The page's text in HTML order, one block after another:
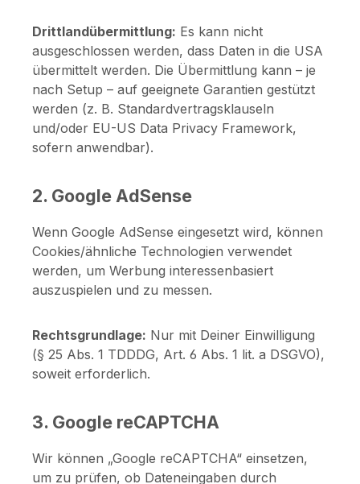
Drittlandübermittlung: Es kann nicht
ausgeschlossen werden, dass Daten in die USA
übermittelt werden. Die Übermittlung kann – je
nach Setup – auf geeignete Garantien gestützt
werden (z. B. Standardvertragsklauseln
und/oder EU-US Data Privacy Framework,
sofern anwendbar).
2. Google AdSense
Wenn Google AdSense eingesetzt wird, können
Cookies/ähnliche Technologien verwendet
werden, um Werbung interessenbasiert
auszuspielen und zu messen.
Rechtsgrundlage: Nur mit Deiner Einwilligung
(§ 25 Abs. 1 TDDDG, Art. 6 Abs. 1 lit. a DSGVO),
soweit erforderlich.
3. Google reCAPTCHA
Wir können „Google reCAPTCHA“ einsetzen,
um zu prüfen, ob Dateneingaben durch